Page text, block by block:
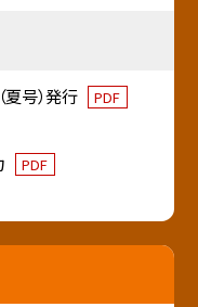
夏号）発行 PDF
PDF